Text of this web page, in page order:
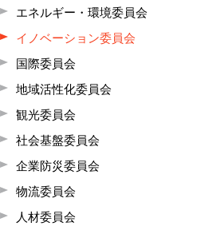
エネルギー・環境委員会
イノベーション委員会
国際委員会
地域活性化委員会
観光委員会
社会基盤委員会
企業防災委員会
物流委員会
人材委員会